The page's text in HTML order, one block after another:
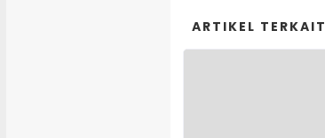
ARTIKEL TERKAIT